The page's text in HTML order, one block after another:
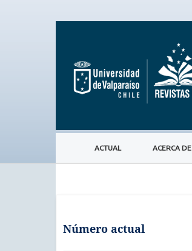
ACTUAL ACERCA DE
Número actual